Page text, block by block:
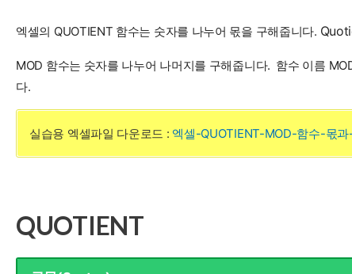
엑셀의 QUOTIENT 함수는 숫자를 나누어 몫을 구해줍니다.
MOD 함수는 숫자를 나누어 나머지를 구해줍니다. 함수 이름
다.
실습용 엑셀파일 다운로드 : 엑셀-QUOTIENT-MOD-함수-몫
QUOTIENT